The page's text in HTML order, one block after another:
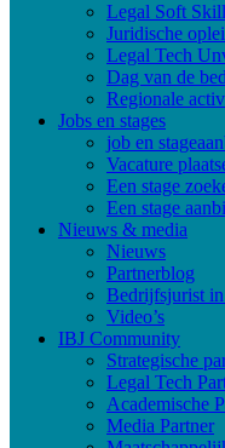
Legal Soft
Juridische
Legal Tech
Dag van de
Regionale
Jobs en stages
job en
Vacature
Een stage
Een stage
Nieuws & media
Nieuws
Partnerblog
Bedrijfsjurist
Video’s
IBJ Community
Strategische
Legal Tech
Academische
Media Partner